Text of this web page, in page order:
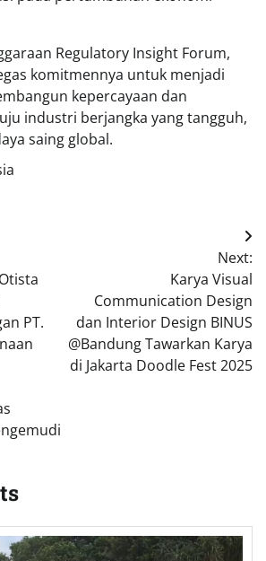
Regulatory Insight Forum,
komitmennya untuk menjadi
kepercayaan dan
industri berjangka yang tangguh,
saing global.
PT.
Next:
Karya Visual
Communication Design
dan Interior Design BINUS
@Bandung Tawarkan Karya
di Jakarta Doodle Fest 2025